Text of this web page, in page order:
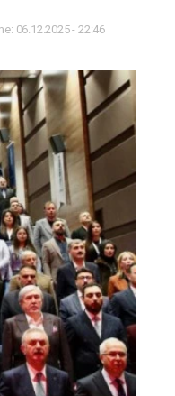
06.12.2025 - 22:46